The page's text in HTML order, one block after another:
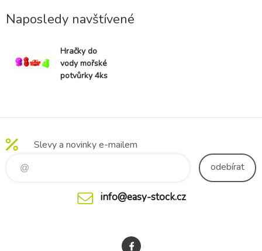
Naposledy navštívené
Hračky do
vody mořské
potvůrky 4ks
Slevy a novinky e-mailem
odebírat
info@easy-stock.cz